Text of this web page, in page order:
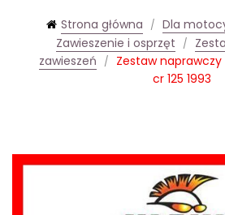
Strona główna Dla
Zawieszenie i osprzęt
zawieszeń
Zestaw naprawczy
cr 125 1993